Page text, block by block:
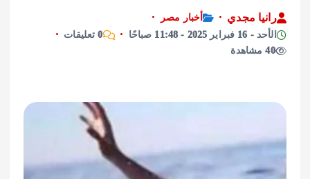
مجدي
أخبار مصر
0 تعليقات